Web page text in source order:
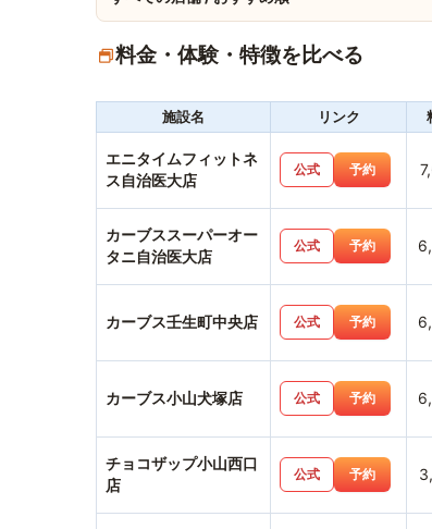
料金・体験・特徴を比べる
施設名 リンク
エニタイムフィットネ
ス自治医大店
公式 予約
カーブススーパーオー
タニ自治医大店
公式 予約
カーブス壬生町中央店 公式 予約
カーブス小山犬塚店 公式 予約
チョコザップ小山西口
店
公式 予約